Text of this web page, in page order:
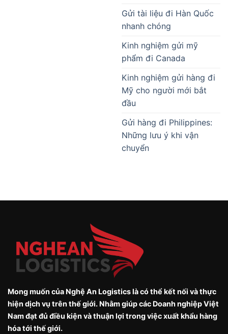
Gửi tài liệu đi Hàn Quốc
nhanh chóng
Kinh nghiệm gửi mỹ
phẩm đi Canada
Kinh nghiệm gửi hàng đi
Mỹ cho người mới bắt
đầu
Gửi hàng đi Philippines:
Những lưu ý khi vận
chuyển
Mong muốn của Nghệ An Logistics là có thể kết nối và thực
hiện dịch vụ trên thế giới. Nhằm giúp các Doanh nghiệp Việt
Nam đạt đủ điều kiện và thuận lợi trong việc xuất khẩu hàng
hóa tới thế giới.